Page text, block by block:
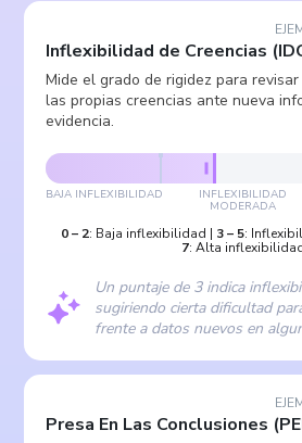
Inflexibilidad de Creencias (
Mide el grado de rigidez para
las propias creencias ante nueva
evidencia.
BAJA INFLEXIBILIDAD INFLEXIBILIDAD
MODERADA
0– 2: Baja inflexibilidad | 3– 5:
7: Alta
Un puntaje de 3 indica
sugiriendo cierta dificultad
frente a datos nuevos en
Presa En Las Conclusiones (